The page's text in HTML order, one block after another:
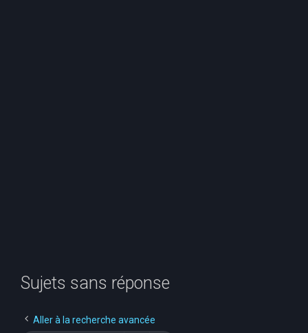
Sujets sans réponse
Aller à la recherche avancée